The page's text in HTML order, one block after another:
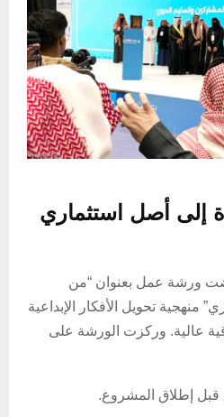
إلى أصل استثماري
ورشة عمل بعنوان “من
منهجية تحويل الأفكار الإبداعية
عالية. وركزت الورشة على
قبل إطلاق المشروع.